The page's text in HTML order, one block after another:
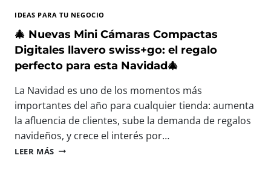
I
Y
D
I
F
R
U
T
A
R
R
E
E
N
E
E
N
P
H
O
IDEAS PARA TU NEGOCIO
🎄 Nuevas Mini Cámaras Compactas
Digitales llavero swiss+go: el regalo
perfecto para esta Navidad🎄
La Navidad es uno de los momentos más
importantes del año para cualquier tienda: aumenta
la afluencia de clientes, sube la demanda de regalos
navideños, y crece el interés por…
LEER MÁS 🎄